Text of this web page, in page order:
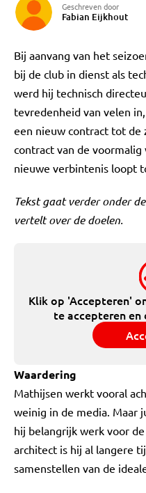
Geschreven door
Fabian Eijkhout
Bij aanvang van het
bij de club in dienst als
werd hij technisch
tevredenheid van velen
een nieuw contract tot de
contract van de
nieuwe verbintenis loopt
Tekst gaat verder onder
vertelt over de doelen.
Klik op 'Accepteren'
te accepteren en
Waardering
Mathijsen werkt vooral
weinig in de media. Maar
hij belangrijk werk voor
architect is hij al langere
samenstellen van de